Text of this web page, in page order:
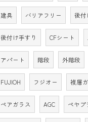
建具 バリアフリー 後付
後付け手すり CFシート
アパート 階段 外階段
FUJIOH フジオー 複層
ペアガラス AGC ペヤプ